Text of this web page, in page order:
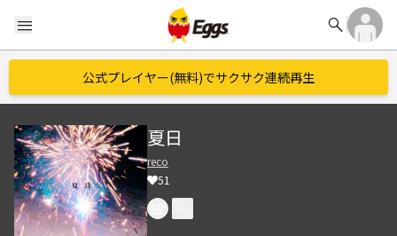
menu search
公式プレイヤー(無料)でサクサク連続再生
夏日
reco
51